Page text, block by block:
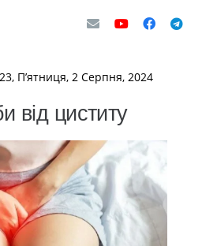
П’ятниця, 2 Серпня, 2024
від циститу